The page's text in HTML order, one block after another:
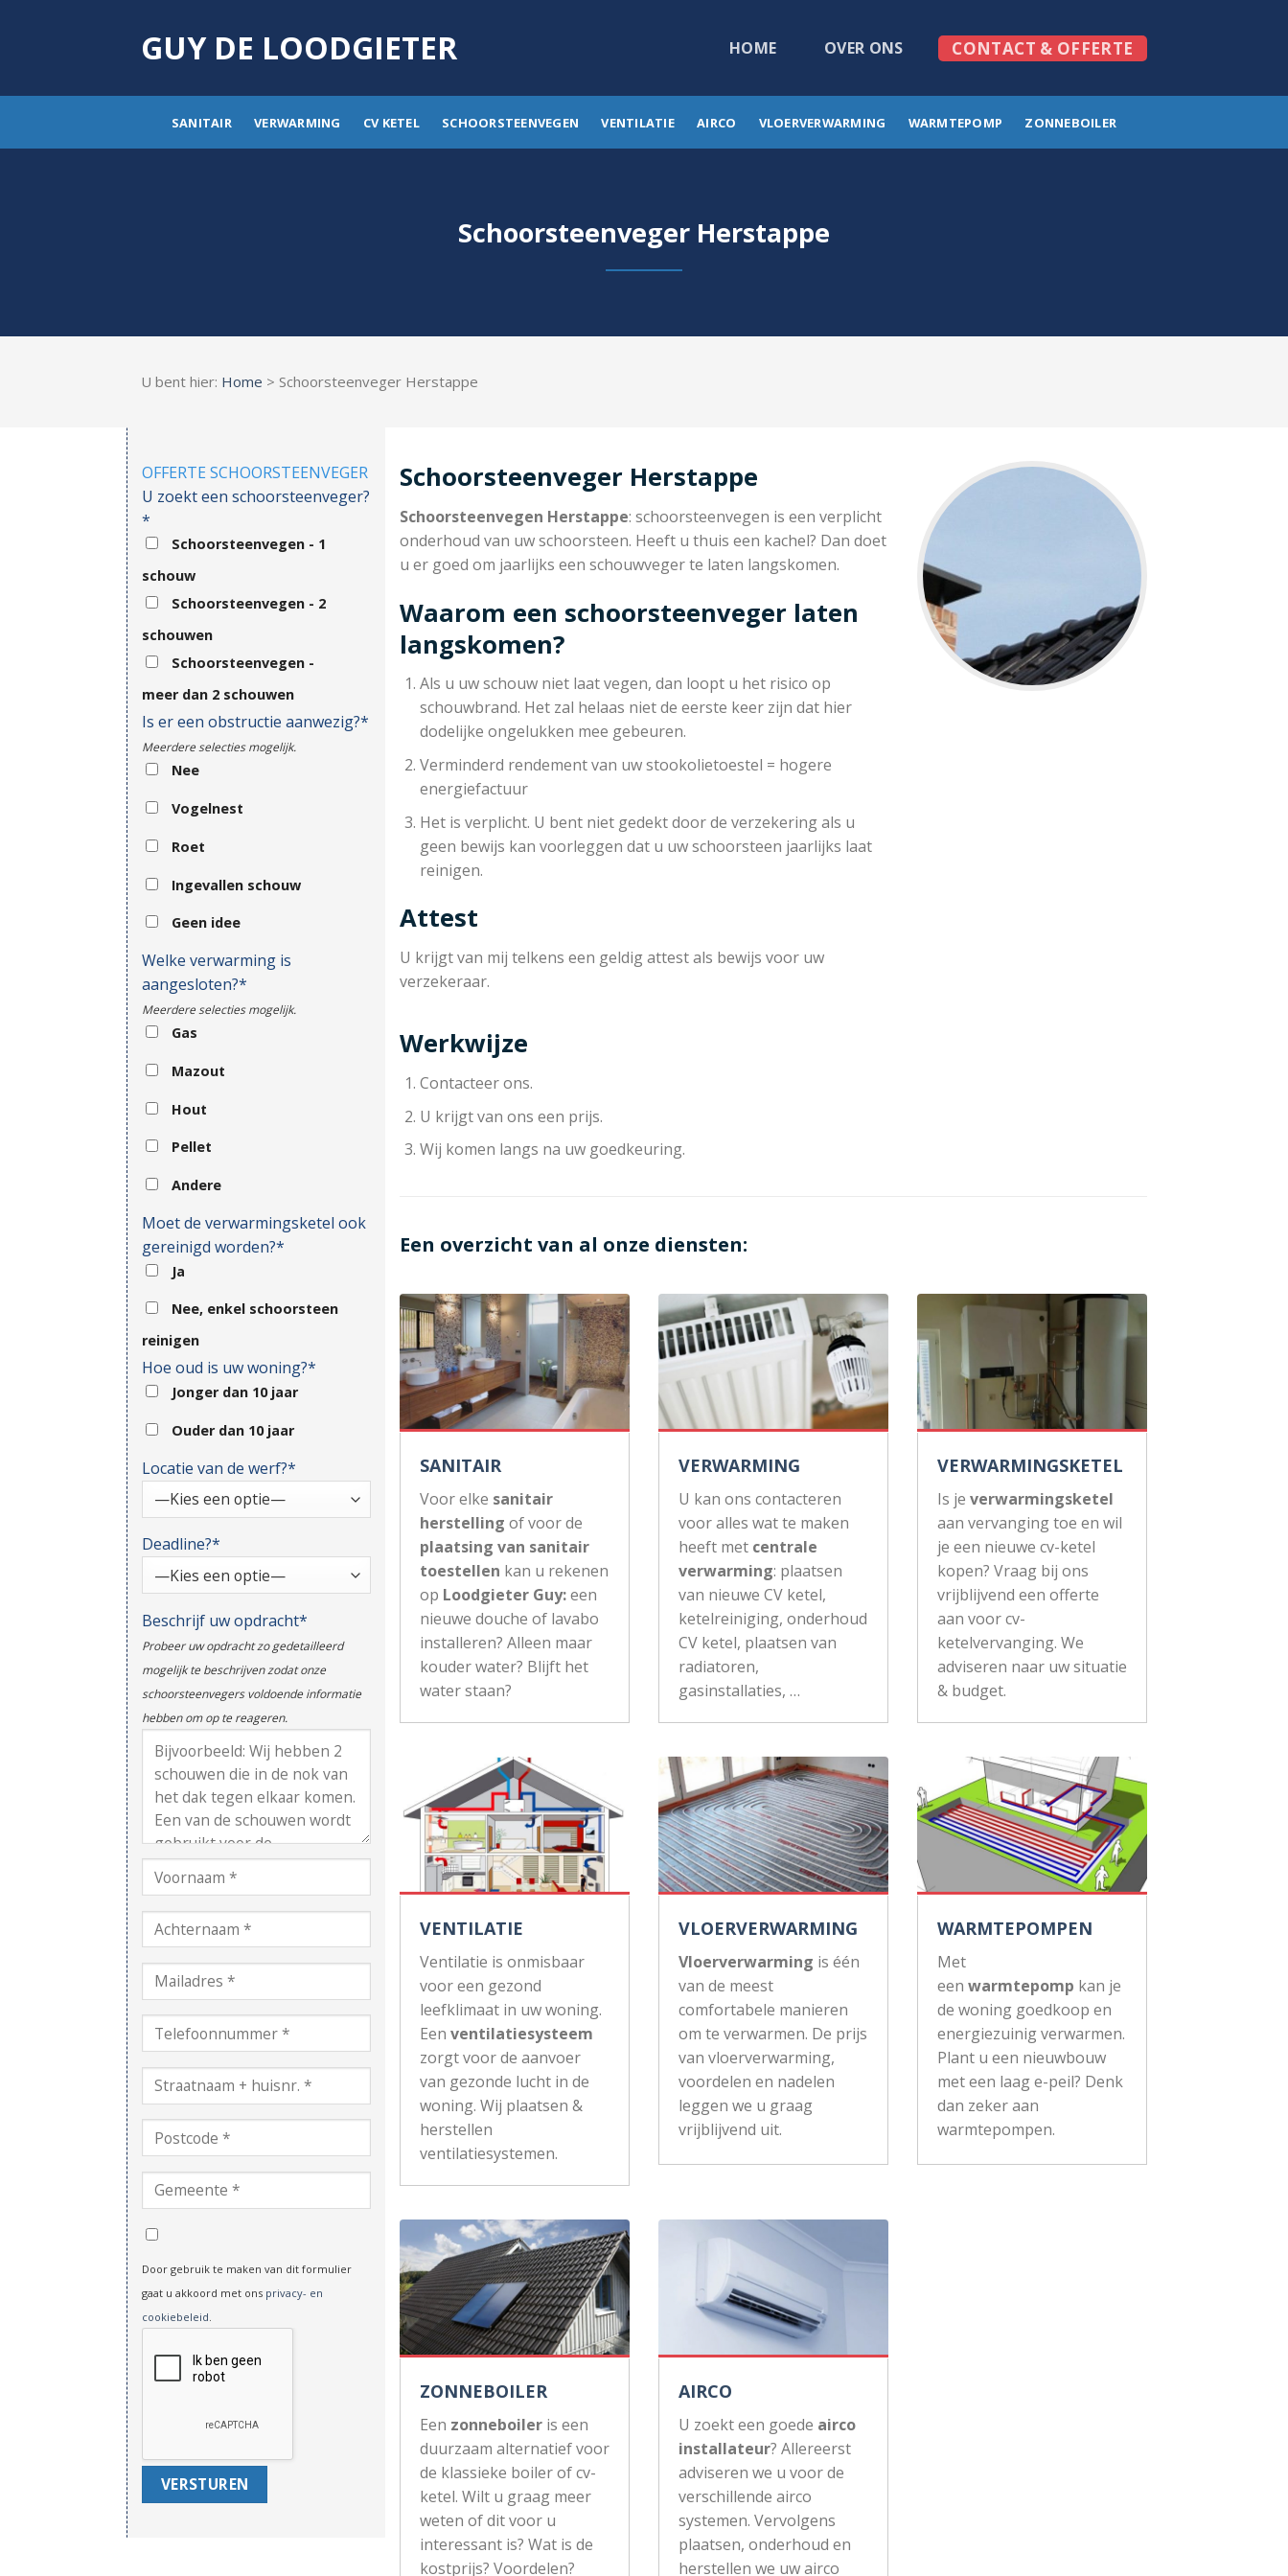
GUY DE LOODGIETER HOME OVER ONS CONTACT & OFFERTE
SANITAIR VERWARMING CV KETEL SCHOORSTEENVEGEN VENTILATIE AIRCO VLOERVERWARMING WARMTEPOMP ZONNEBOILER
Schoorsteenveger Herstappe
U bent hier: Home > Schoorsteenveger Herstappe
OFFERTE SCHOORSTEENVEGER
U zoekt een schoorsteenveger?
*
Schoorsteenvegen - 1
schouw
Schoorsteenvegen - 2
schouwen
Schoorsteenvegen -
meer dan 2 schouwen
Is er een obstructie aanwezig?*
Meerdere selecties mogelijk.
Nee
Vogelnest
Roet
Ingevallen schouw
Geen idee
Welke verwarming is
aangesloten?*
Meerdere selecties mogelijk.
Gas
Mazout
Hout
Pellet
Andere
Moet de verwarmingsketel ook
gereinigd worden?*
Ja
Nee, enkel schoorsteen
reinigen
Hoe oud is uw woning?*
Jonger dan 10 jaar
Ouder dan 10 jaar
Locatie van de werf?*
Deadline?*
Beschrijf uw opdracht*
Probeer uw opdracht zo gedetailleerd
mogelijk te beschrijven zodat onze
schoorsteenvegers voldoende informatie
hebben om op te reageren.
Door gebruik te maken van dit formulier
gaat u akkoord met ons privacy- en
cookiebeleid.
Schoorsteenveger Herstappe
Schoorsteenvegen Herstappe: schoorsteenvegen is een verplicht
onderhoud van uw schoorsteen. Heeft u thuis een kachel? Dan doet
u er goed om jaarlijks een schouwveger te laten langskomen.
Waarom een schoorsteenveger laten
langskomen?
Als u uw schouw niet laat vegen, dan loopt u het risico op
schouwbrand. Het zal helaas niet de eerste keer zijn dat hier
dodelijke ongelukken mee gebeuren.
Verminderd rendement van uw stookolietoestel = hogere
energiefactuur
Het is verplicht. U bent niet gedekt door de verzekering als u
geen bewijs kan voorleggen dat u uw schoorsteen jaarlijks laat
reinigen.
Attest
U krijgt van mij telkens een geldig attest als bewijs voor uw
verzekeraar.
Werkwijze
Contacteer ons.
U krijgt van ons een prijs.
Wij komen langs na uw goedkeuring.
Een overzicht van al onze diensten:
SANITAIR
Voor elke sanitair
herstelling of voor de
plaatsing van sanitair
toestellen kan u rekenen
op Loodgieter Guy:een
nieuwe douche of lavabo
installeren? Alleen maar
kouder water? Blijft het
water staan?
VERWARMING
U kan ons contacteren
voor alles wat te maken
heeft met centrale
verwarming: plaatsen
van nieuwe CV ketel,
ketelreiniging, onderhoud
CV ketel, plaatsen van
radiatoren,
gasinstallaties, …
VERWARMINGSKETEL
Is je verwarmingsketel
aan vervanging toe en wil
je een nieuwe cv-ketel
kopen? Vraag bij ons
vrijblijvend een offerte
aan voor cv-
ketelvervanging. We
adviseren naar uw situatie
& budget.
VENTILATIE
Ventilatie is onmisbaar
voor een gezond
leefklimaat in uw woning.
Een ventilatiesysteem
zorgt voor de aanvoer
van gezonde lucht in de
woning. Wij plaatsen &
herstellen
ventilatiesystemen.
VLOERVERWARMING
Vloerverwarming is één
van de meest
comfortabele manieren
om te verwarmen. De prijs
van vloerverwarming,
voordelen en nadelen
leggen we u graag
vrijblijvend uit.
WARMTEPOMPEN
Met
een warmtepomp kan je
de woning goedkoop en
energiezuinig verwarmen.
Plant u een nieuwbouw
met een laag e-peil? Denk
dan zeker aan
warmtepompen.
ZONNEBOILER
Een zonneboiler is een
duurzaam alternatief voor
de klassieke boiler of cv-
ketel. Wilt u graag meer
weten of dit voor u
interessant is? Wat is de
kostprijs? Voordelen?
AIRCO
U zoekt een goede airco
installateur? Allereerst
adviseren we u voor de
verschillende airco
systemen. Vervolgens
plaatsen, onderhoud en
herstellen we uw airco